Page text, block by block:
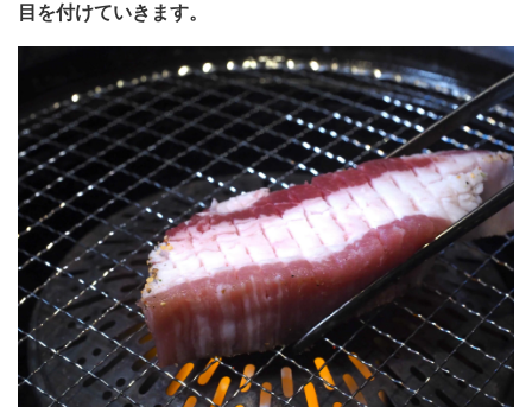
目を付けていきます。